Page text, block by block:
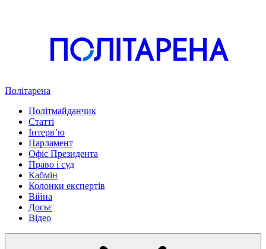
Політарена
Політмайданчик
Статті
Інтервʼю
Парламент
Офіс Президента
Право і суд
Кабмін
Колонки експертів
Війна
Досьє
Відео